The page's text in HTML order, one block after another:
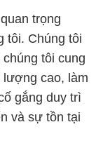
trọng
tôi. Chúng tôi
tôi cung
lượng cao, làm
gắng duy trì
và sự tồn tại